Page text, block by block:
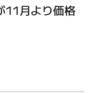
11月より価格